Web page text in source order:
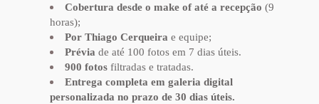
Cobertura desde o make of até a recepção(9
horas);
Por Thiago Cerqueirae equipe;
Préviade até 100 fotos em 7 dias úteis.
900 fotosfiltradas e tratadas.
Entrega completa em galeria digital
personalizada no prazo de 30 dias úteis.